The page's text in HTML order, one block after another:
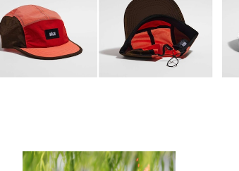
PACER CAP (FLAME RED / CORAL / B